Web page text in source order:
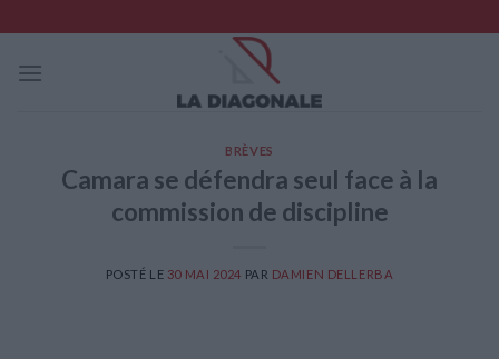
to
content
BRÈVES
Camara se défendra seul face à la
commission de discipline
POSTÉ LE 30 MAI 2024 PAR DAMIEN DELLERBA